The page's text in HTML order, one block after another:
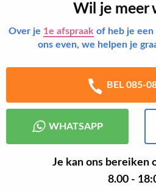
Wil je meer
Over je 1e afspraak of heb je een
ons even, we helpen je
BEL 085-
WHATSAPP
Je kan ons bereiken
8.00 -